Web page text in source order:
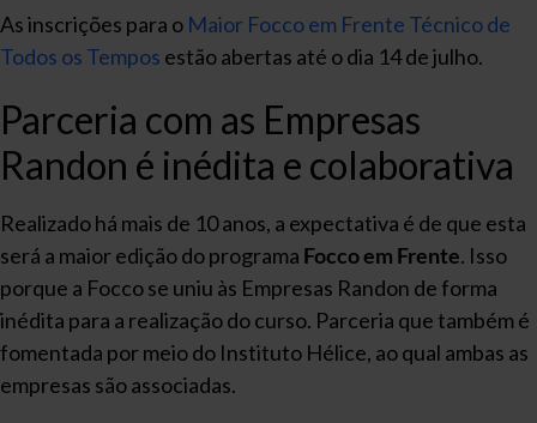
As inscrições para o Maior Focco em Frente Técnico de
Todos os Tempos estão abertas até o dia 14 de julho.
Parceria com as Empresas
Randon é inédita e colaborativa
Realizado há mais de 10 anos, a expectativa é de que esta
será a maior edição do programa Focco em Frente. Isso
porque a Focco se uniu às Empresas Randon de forma
inédita para a realização do curso. Parceria que também é
fomentada por meio do Instituto Hélice, ao qual ambas as
empresas são associadas.